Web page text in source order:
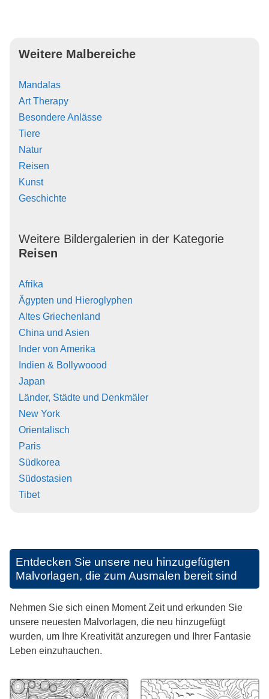
Weitere Malbereiche
Mandalas
Art Therapy
Besondere Anlässe
Tiere
Natur
Reisen
Kunst
Geschichte
Weitere Bildergalerien in der Kategorie
Reisen
Afrika
Ägypten und Hieroglyphen
Altes Griechenland
China und Asien
Inder von Amerika
Indien & Bollywoood
Japan
Länder, Städte und Denkmäler
New York
Orientalisch
Paris
Südkorea
Südostasien
Tibet
Entdecken Sie unsere neu hinzugefügten
Malvorlagen, die zum Ausmalen bereit sind
Nehmen Sie sich einen Moment Zeit und erkunden Sie
unsere neuesten Malvorlagen, die neu hinzugefügt
wurden, um Ihre Kreativität anzuregen und Ihrer Fantasie
Leben einzuhauchen.